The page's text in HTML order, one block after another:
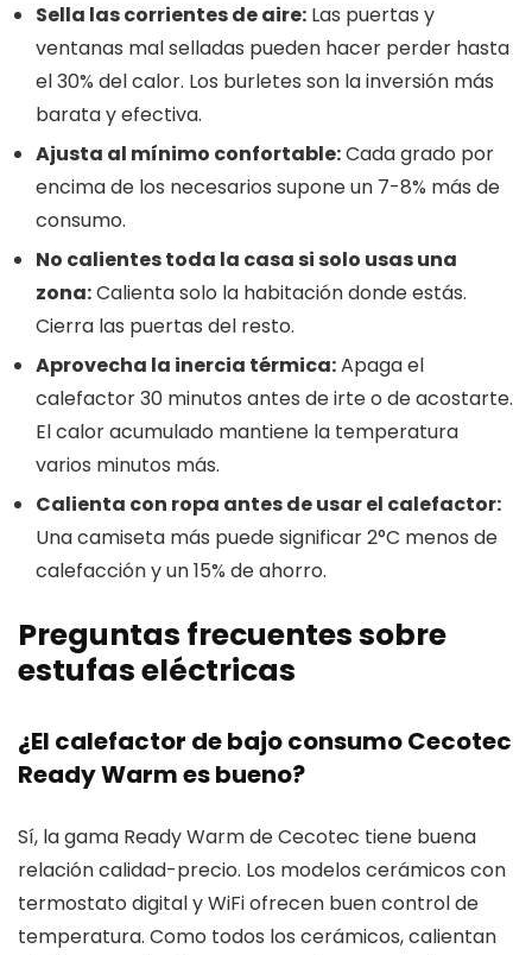
Sella las corrientes de aire: Las puertas y
ventanas mal selladas pueden hacer perder hasta
el 30% del calor. Los burletes son la inversión más
barata y efectiva.
Ajusta al mínimo confortable:Cada grado por
encima de los necesarios supone un 7-8% más de
consumo.
No calientes toda la casa si solo usas una
zona:Calienta solo la habitación donde estás.
Cierra las puertas del resto.
Aprovecha la inercia térmica:Apaga el
calefactor 30 minutos antes de irte o de acostarte.
El calor acumulado mantiene la temperatura
varios minutos más.
Calienta con ropa antes de usar el calefactor:
Una camiseta más puede significar 2°C menos de
calefacción y un 15% de ahorro.
Preguntas frecuentes sobre
estufas eléctricas
¿El calefactor de bajo consumo Cecotec
Ready Warm es bueno?
Sí, la gama Ready Warm de Cecotec tiene buena
relación calidad-precio. Los modelos cerámicos con
termostato digital y WiFi ofrecen buen control de
temperatura. Como todos los cerámicos, calientan